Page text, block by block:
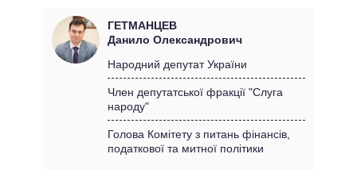
СТАТТІ
ДУМКИ
ОГЛЯДИ
ДАЙДЖЕСТИ
СВІТ
УСІ ПОЛІТИКИ
ПРЕЗИДЕНТ І ОФІС
КАБІНЕТ МІНІСТРІВ
ГОЛОВИ ОБЛАДМІНІСТРАЦІЙ
МЕРИ МІСТ
ІНФОГРАФІКА
ВІДЕО
ПІДТРИМАТИ
ПОРІВНЯННЯ ПОЛІТИКІВ
ГЕТМАНЦЕВ
Данило Олександрович
Народний депутат України
Член депутатської фракції "Слуга
народу"
Голова Комітету з питань фінансів,
податкової та митної політики